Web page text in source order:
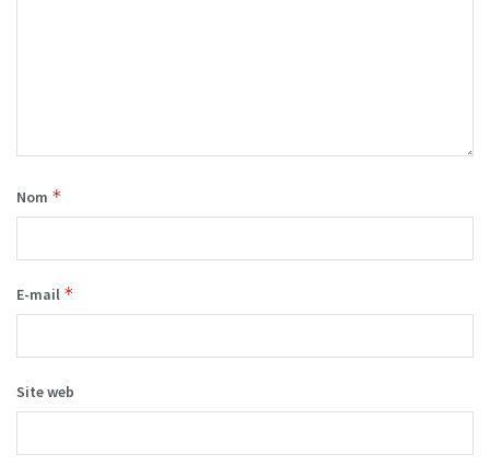
Nom *
E-mail *
Site web